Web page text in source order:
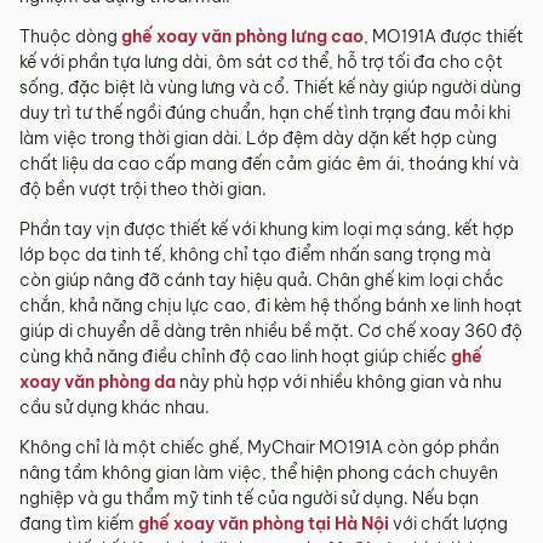
Thuộc dòng ghế xoay văn phòng lưng cao, MO191A được thiết
kế với phần tựa lưng dài, ôm sát cơ thể, hỗ trợ tối đa cho cột
sống, đặc biệt là vùng lưng và cổ. Thiết kế này giúp người dùng
duy trì tư thế ngồi đúng chuẩn, hạn chế tình trạng đau mỏi khi
làm việc trong thời gian dài. Lớp đệm dày dặn kết hợp cùng
chất liệu da cao cấp mang đến cảm giác êm ái, thoáng khí và
độ bền vượt trội theo thời gian.
Phần tay vịn được thiết kế với khung kim loại mạ sáng, kết hợp
lớp bọc da tinh tế, không chỉ tạo điểm nhấn sang trọng mà
còn giúp nâng đỡ cánh tay hiệu quả. Chân ghế kim loại chắc
chắn, khả năng chịu lực cao, đi kèm hệ thống bánh xe linh hoạt
giúp di chuyển dễ dàng trên nhiều bề mặt. Cơ chế xoay 360 độ
cùng khả năng điều chỉnh độ cao linh hoạt giúp chiếc ghế
xoay văn phòng da này phù hợp với nhiều không gian và nhu
cầu sử dụng khác nhau.
Không chỉ là một chiếc ghế, MyChair MO191A còn góp phần
nâng tầm không gian làm việc, thể hiện phong cách chuyên
nghiệp và gu thẩm mỹ tinh tế của người sử dụng. Nếu bạn
đang tìm kiếm ghế xoay văn phòng tại Hà Nội với chất lượng
tỉnh/thành phố khác
Các Tỉnh/ Thành khác ngoài khu vực Hà Nội, Đà Nẵng và
TP. Hồ Chí Minh phí vận chuyển sẽ được tính trên từng đơn
hàng theo từng khu vực.
Phí giao hàng sẽ được MyChair thông báo và xác nhận với
khách hàng trước khi tiến hành thanh toán đơn hàng và
giao hàng.
Trong quá trình vận chuyển quý khách có bất kỳ thắc mắc,
phát sinh hoặc góp ý nào vui lòng liên hệ Hotline0942 902
468để nhận được sự hỗ trợ nhanh nhất.
4. Chính sách Đổi trả, Hoàn tiền
Thời hạn: Quý khách có thể đổi/trả sản phẩm trong vòng 3
ngày kể từ ngày nhận hàng.
4.1. Các trường hợp được đổi trả sản phẩm
Sản phẩm bị lỗi do nhà sản xuất.
Giao sai sản phẩm, sai mẫu mã so với đơn hàng.